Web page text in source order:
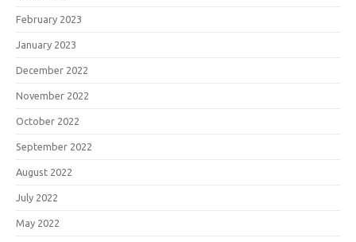
February 2023
January 2023
December 2022
November 2022
October 2022
September 2022
August 2022
July 2022
May 2022